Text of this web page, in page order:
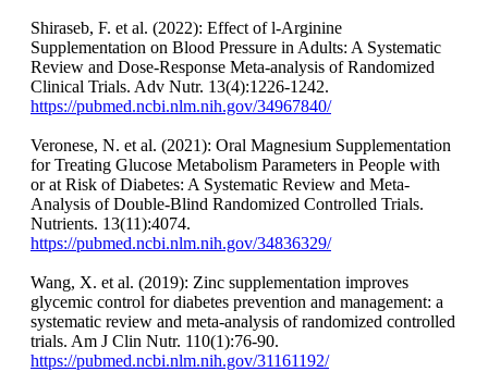
Shiraseb, F. et al. (2022): Effect of l-Arginine
Supplementation on Blood Pressure in Adults: A Systematic
Review and Dose-Response Meta-analysis of Randomized
Clinical Trials. Adv Nutr. 13(4):1226-1242.
https://pubmed.ncbi.nlm.nih.gov/34967840/
Veronese, N. et al. (2021): Oral Magnesium Supplementation
for Treating Glucose Metabolism Parameters in People with
or at Risk of Diabetes: A Systematic Review and Meta-
Analysis of Double-Blind Randomized Controlled Trials.
Nutrients. 13(11):4074.
https://pubmed.ncbi.nlm.nih.gov/34836329/
Wang, X. et al. (2019): Zinc supplementation improves
glycemic control for diabetes prevention and management: a
systematic review and meta-analysis of randomized controlled
trials. Am J Clin Nutr. 110(1):76-90.
https://pubmed.ncbi.nlm.nih.gov/31161192/